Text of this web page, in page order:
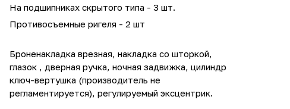
На подшипниках скрытого типа - 3 шт.
Противосъемные ригеля - 2 шт
Броненакладка врезная, накладка со шторкой,
глазок , дверная ручка, ночная задвижка, цилиндр
ключ-вертушка (производитель не
регламентируется), регулируемый эксцентрик.